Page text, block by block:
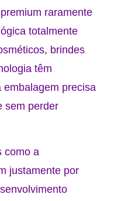
raramente
totalmente
brindes
têm
embalagem precisa
sem perder
como a
justamente por